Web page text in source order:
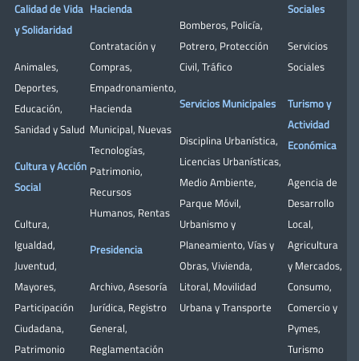
Calidad de Vida
y Solidaridad
Animales,
Deportes,
Educación,
Sanidad y Salud
Cultura y Acción
Social
Cultura,
Igualdad,
Juventud,
Mayores,
Participación
Ciudadana,
Patrimonio
Hacienda
Contratación y
Compras,
Empadronamiento,
Hacienda
Municipal, Nuevas
Tecnologías,
Patrimonio,
Recursos
Humanos, Rentas
Presidencia
Archivo, Asesoría
Jurídica, Registro
General,
Reglamentación
Bomberos, Policía,
Potrero, Protección
Civil, Tráfico
Servicios Municipales
Disciplina Urbanística,
Licencias Urbanísticas,
Medio Ambiente,
Parque Móvil,
Urbanismo y
Planeamiento, Vías y
Obras, Vivienda,
Litoral, Movilidad
Urbana y Transporte
Sociales
Servicios
Sociales
Turismo y
Actividad
Económica
Agencia de
Desarrollo
Local,
Agricultura
y Mercados,
Consumo,
Comercio y
Pymes,
Turismo